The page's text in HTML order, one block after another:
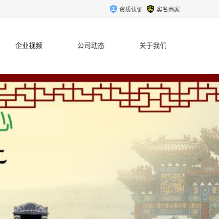
资质认证 实名商家
企业视频 公司动态 关于我们